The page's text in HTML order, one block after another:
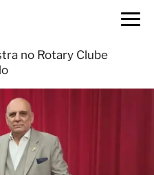
no Rotary Clube